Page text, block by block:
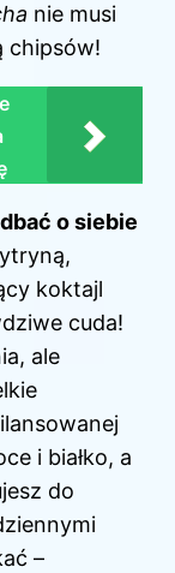
nie musi
chipsów!
o siebie
koktajl
cuda!
ale
i białko, a
do
–